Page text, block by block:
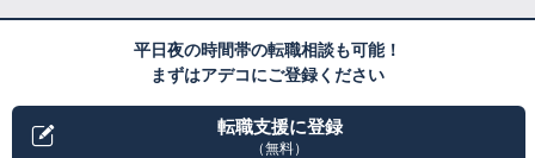
平日夜の時間帯の転職相談も可能！
まずはアデコにご登録ください
転職支援に登録
（無料）